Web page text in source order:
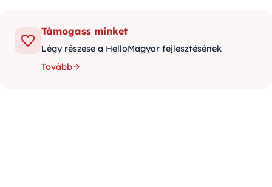
Támogass minket
Légy részese a HelloMagyar fejlesztésének
Tovább